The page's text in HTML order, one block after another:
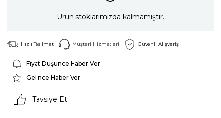
Ürün stoklarımızda kalmamıştır.
Hızlı Teslimat Müşteri Hizmetleri Güvenli Alışveriş
Fiyat Düşünce Haber Ver
Gelince Haber Ver
Tavsiye Et